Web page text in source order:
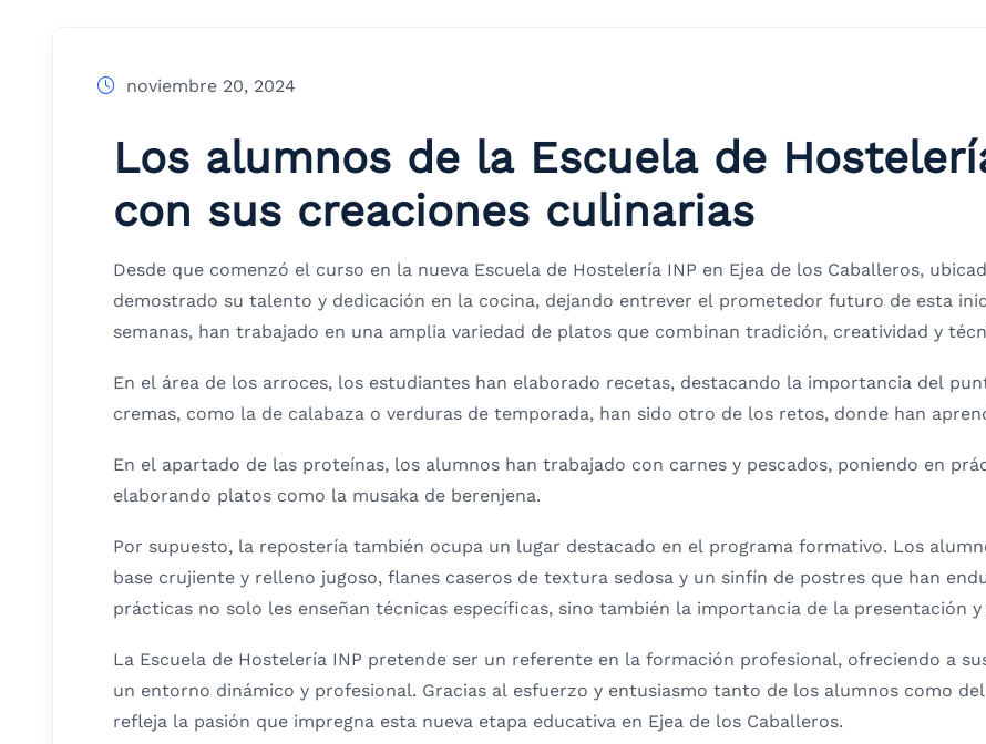
noviembre 20, 2024
Los alumnos de la Escuela de
con sus creaciones culinarias
Desde que comenzó el curso en la nueva Escuela de Hostelería INP en Ejea de los Caballeros,
demostrado su talento y dedicación en la cocina, dejando entrever el prometedor futuro de esta
semanas, han trabajado en una amplia variedad de platos que combinan tradición, creatividad y
En el área de los arroces, los estudiantes han elaborado recetas, destacando la importancia del
cremas, como la de calabaza o verduras de temporada, han sido otro de los retos, donde han
En el apartado de las proteínas, los alumnos han trabajado con carnes y pescados, poniendo en
elaborando platos como la musaka de berenjena.
Por supuesto, la repostería también ocupa un lugar destacado en el programa formativo. Los
base crujiente y relleno jugoso, flanes caseros de textura sedosa y un sinfín de postres que han
prácticas no solo les enseñan técnicas específicas, sino también la importancia de la presentación
La Escuela de Hostelería INP pretende ser un referente en la formación profesional, ofreciendo a
un entorno dinámico y profesional. Gracias al esfuerzo y entusiasmo tanto de los alumnos como
refleja la pasión que impregna esta nueva etapa educativa en Ejea de los Caballeros.